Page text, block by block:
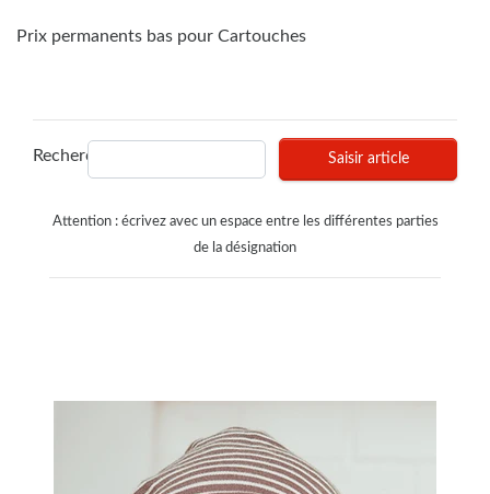
Prix permanents bas pour Cartouches
Recherches Saisir article
Attention : écrivez avec un espace entre les différentes parties
de la désignation